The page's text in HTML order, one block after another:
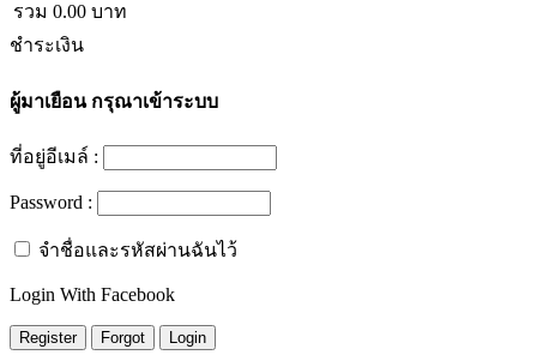
รวม 0.00 บาท
ชำระเงิน
ผู้มาเยือนกรุณาเข้าระบบ
ที่อยู่อีเมล์ :
Password :
จำชื่อและรหัสผ่านฉันไว้
Login With Facebook